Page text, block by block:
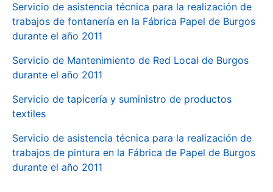
Servicio de asistencia técnica para la realización de
trabajos de fontanería en la Fábrica Papel de Burgos
durante el año 2011
Servicio de Mantenimiento de Red Local de Burgos
durante el año 2011
Servicio de tapicería y suministro de productos
textiles
Servicio de asistencia técnica para la realización de
trabajos de pintura en la Fábrica de Papel de Burgos
durante el año 2011